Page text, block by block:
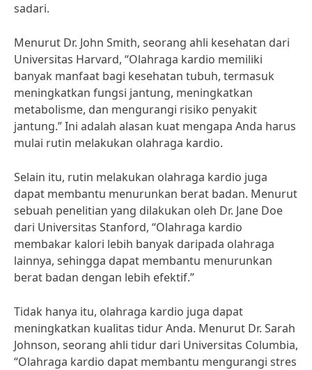
sadari.
Menurut Dr. John Smith, seorang ahli kesehatan dari
Universitas Harvard, “Olahraga kardio memiliki
banyak manfaat bagi kesehatan tubuh, termasuk
meningkatkan fungsi jantung, meningkatkan
metabolisme, dan mengurangi risiko penyakit
jantung.” Ini adalah alasan kuat mengapa Anda harus
mulai rutin melakukan olahraga kardio.
Selain itu, rutin melakukan olahraga kardio juga
dapat membantu menurunkan berat badan. Menurut
sebuah penelitian yang dilakukan oleh Dr. Jane Doe
dari Universitas Stanford, “Olahraga kardio
membakar kalori lebih banyak daripada olahraga
lainnya, sehingga dapat membantu menurunkan
berat badan dengan lebih efektif.”
Tidak hanya itu, olahraga kardio juga dapat
meningkatkan kualitas tidur Anda. Menurut Dr. Sarah
Johnson, seorang ahli tidur dari Universitas Columbia,
“Olahraga kardio dapat membantu mengurangi stres